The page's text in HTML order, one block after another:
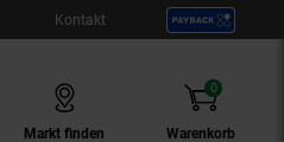
Kontakt
Markt finden Warenkorb
0
Artikel